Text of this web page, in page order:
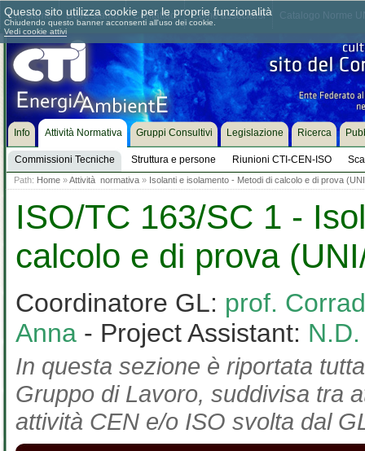
Chi siamo Dove siamo Contattaci Come associarsi
Info Attività Normativa
Commissioni Tecniche Struttura e persone Riunioni CTI-CEN-ISO
Gruppi Consultivi Legislazione Ricerca
Path: Home »Attività normativa » Isolanti e isolamento - Metodi di calcolo e di prova
ISO/TC 163/SC 1 -
calcolo e di prova
Coordinatore GL: prof.
Anna - Project Assistant: N.D.
In questa sezione è riportata
Gruppo di Lavoro, suddivisa tra
attività CEN e/o ISO svolta dal
Questo sito utilizza cookie per le proprie funzionalità
Chiudendo questo banner acconsenti all'uso dei cookie.
Vedi cookie attivi